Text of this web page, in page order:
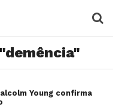
Young confirma